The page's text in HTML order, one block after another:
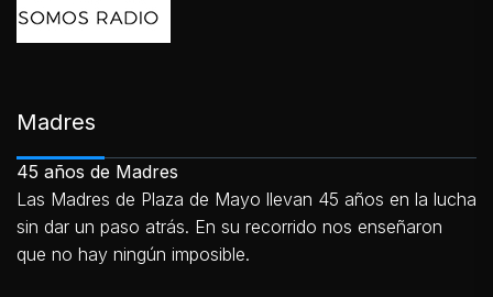
Madres
45 años de Madres
Las Madres de Plaza de Mayo llevan 45 años en la lucha
sin dar un paso atrás. En su recorrido nos enseñaron
que no hay ningún imposible.